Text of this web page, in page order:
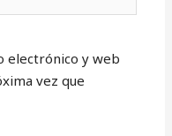
electrónico y web
vez que